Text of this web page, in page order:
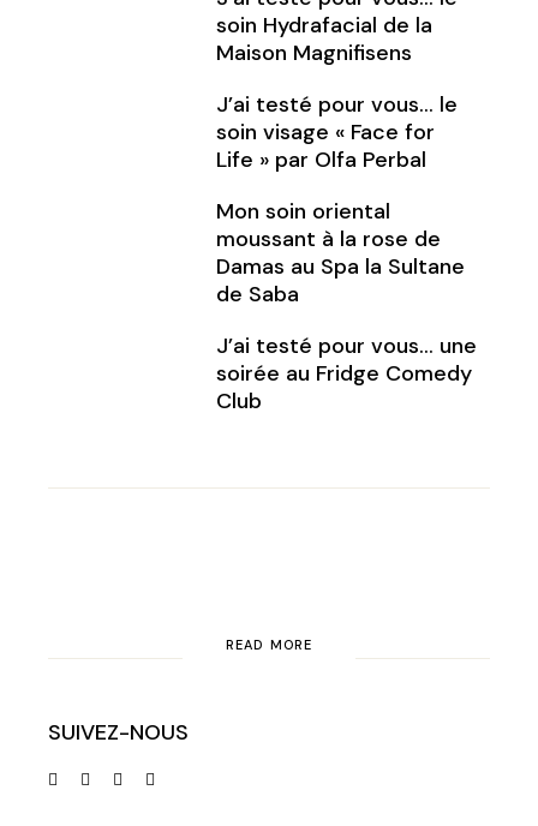
soin Hydrafacial de la
Maison Magnifisens
J’ai testé pour vous… le
soin visage « Face for
Life » par Olfa Perbal
Mon soin oriental
moussant à la rose de
Damas au Spa la Sultane
de Saba
J’ai testé pour vous… une
soirée au Fridge Comedy
Club
READ MORE
SUIVEZ-NOUS